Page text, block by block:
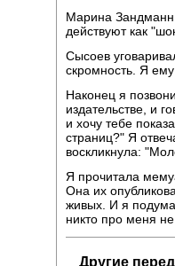
Марина Зандманн
действуют как
Сысоев
скромность. Я
Наконец я
издательстве, и
и хочу тебе
страниц?" Я
воскликнула:
Я прочитала
Она их
живых. И я
никто про меня
Другие